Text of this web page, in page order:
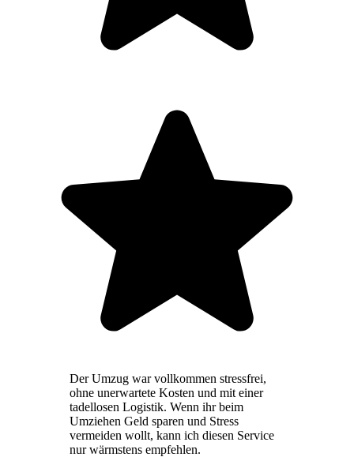
Der Umzug war vollkommen stressfrei,
ohne unerwartete Kosten und mit einer
tadellosen Logistik. Wenn ihr beim
Umziehen Geld sparen und Stress
vermeiden wollt, kann ich diesen Service
nur wärmstens empfehlen.